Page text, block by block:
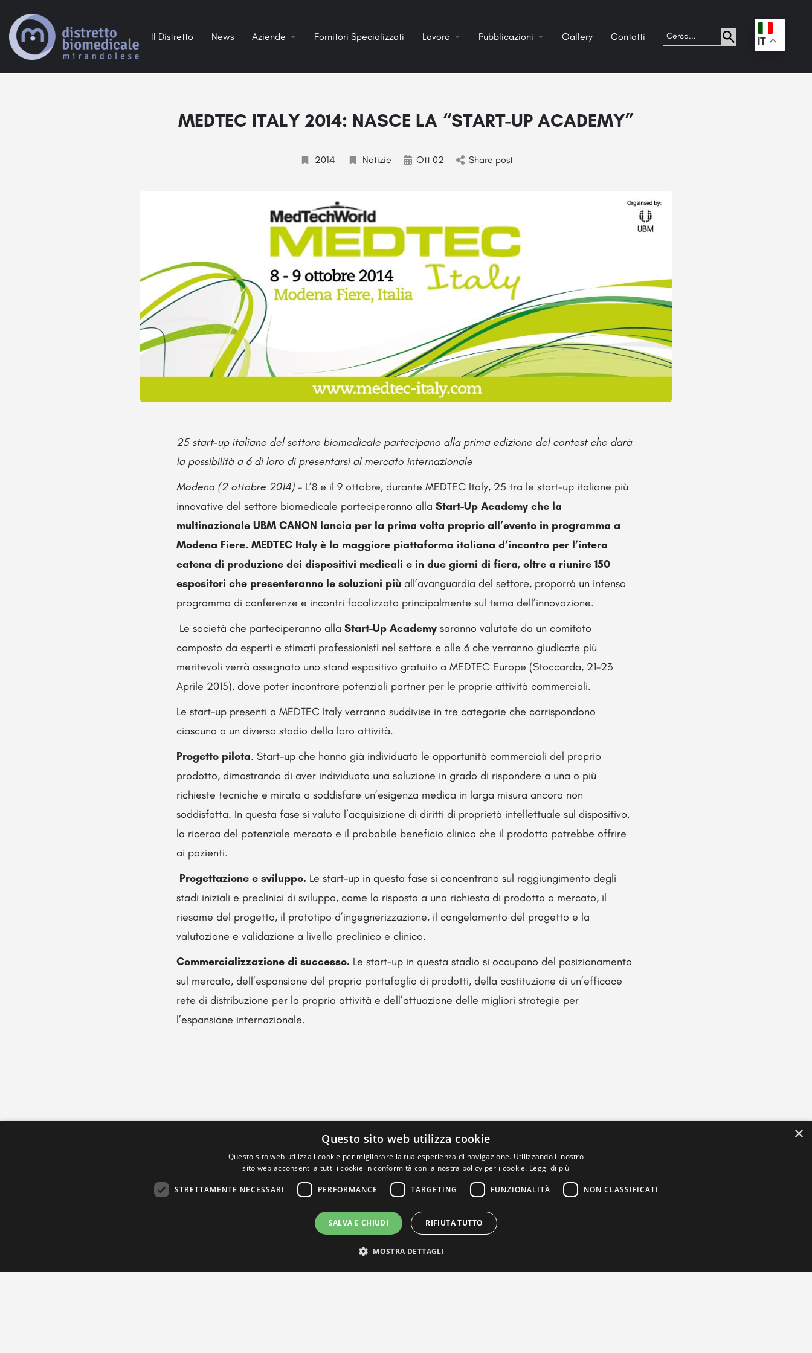
Il Distretto News Aziende Fornitori Specializzati Lavoro Pubblicazioni Gallery Contatti . IT
MEDTEC ITALY 2014: NASCE LA “START-UP ACADEMY”
2014 Notizie Ott 02 Share post
25 start-up italiane del settore biomedicale partecipano alla prima edizione del contest che darà
la possibilità a 6 di loro di presentarsi al mercato internazionale
Modena (2 ottobre 2014) – L’8 e il 9 ottobre, durante MEDTEC Italy, 25 tra le start-up italiane più
innovative del settore biomedicale parteciperanno alla Start-Up Academy che la
multinazionale UBM CANON lancia per la prima volta proprio all’evento in programma a
Modena Fiere. MEDTEC Italy è la maggiore piattaforma italiana d’incontro per l’intera
catena di produzione dei dispositivi medicali e in due giorni di fiera, oltre a riunire 150
espositori che presenteranno le soluzioni più all’avanguardia del settore, proporrà un intenso
programma di conferenze e incontri focalizzato principalmente sul tema dell’innovazione.
Le società che parteciperanno alla Start-Up Academy saranno valutate da un comitato
composto da esperti e stimati professionisti nel settore e alle 6 che verranno giudicate più
meritevoli verrà assegnato uno stand espositivo gratuito a MEDTEC Europe (Stoccarda, 21-23
Aprile 2015), dove poter incontrare potenziali partner per le proprie attività commerciali.
Le start-up presenti a MEDTEC Italy verranno suddivise in tre categorie che corrispondono
ciascuna a un diverso stadio della loro attività.
Progetto pilota. Start-up che hanno già individuato le opportunità commerciali del proprio
prodotto, dimostrando di aver individuato una soluzione in grado di rispondere a una o più
richieste tecniche e mirata a soddisfare un’esigenza medica in larga misura ancora non
soddisfatta. In questa fase si valuta l’acquisizione di diritti di proprietà intellettuale sul dispositivo,
la ricerca del potenziale mercato e il probabile beneficio clinico che il prodotto potrebbe offrire
ai pazienti.
Progettazione e sviluppo. Le start-up in questa fase si concentrano sul raggiungimento degli
stadi iniziali e preclinici di sviluppo, come la risposta a una richiesta di prodotto o mercato, il
riesame del progetto, il prototipo d’ingegnerizzazione, il congelamento del progetto e la
valutazione e validazione a livello preclinico e clinico.
Commercializzazione di successo. Le start-up in questa stadio si occupano del posizionamento
sul mercato, dell’espansione del proprio portafoglio di prodotti, della costituzione di un’efficace
rete di distribuzione per la propria attività e dell’attuazione delle migliori strategie per
l’espansione internazionale.
×
Questo sito web utilizza cookie
Questo sito web utilizza i cookie per migliorare la tua esperienza di navigazione. Utilizzando il nostro
sito web acconsenti a tutti i cookie in conformità con la nostra policy per i cookie. Leggi di più
STRETTAMENTE NECESSARI PERFORMANCE TARGETING FUNZIONALITÀ NON CLASSIFICATI
SALVA E CHIUDI RIFIUTA TUTTO
MOSTRA DETTAGLI